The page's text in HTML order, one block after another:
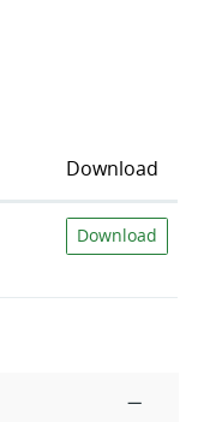
Download
Download